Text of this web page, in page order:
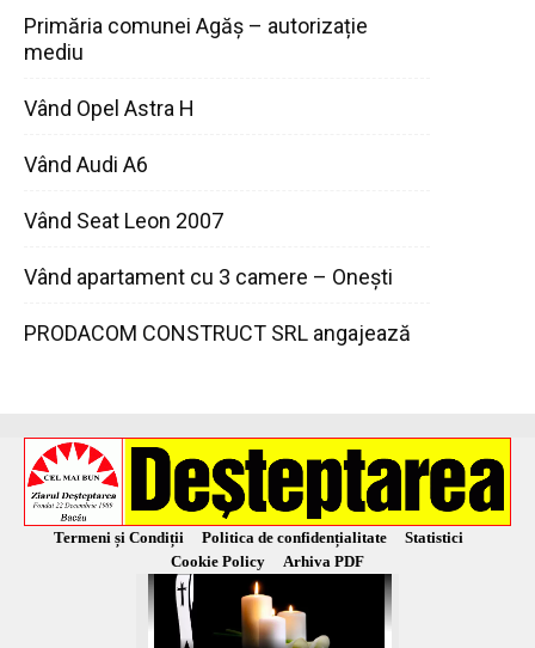
Primăria comunei Agăș – autorizație
mediu
Vând Opel Astra H
Vând Audi A6
Vând Seat Leon 2007
Vând apartament cu 3 camere – Onești
PRODACOM CONSTRUCT SRL angajează
Termeni și Condiții Politica de confidențialitate
Statistici
Cookie Policy
Arhiva PDF